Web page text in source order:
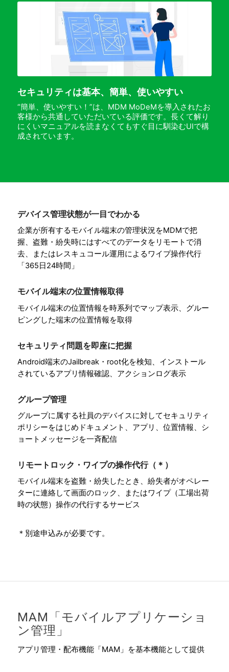
セキュリティは基本、簡単、使いやすい
“簡単、使いやすい！”は、MDM MoDeMを導入されたお
客様から共通していただいている評価です。長くて解り
にくいマニュアルを読まなくてもすぐ目に馴染むUIで構
成されています。
デバイス管理状態が一目でわかる
企業が所有するモバイル端末の管理状況をMDMで把
握、盗難・紛失時にはすべてのデータをリモートで消
去、またはレスキュコール運用によるワイプ操作代行
「365日24時間」
モバイル端末の位置情報取得
モバイル端末の位置情報を時系列でマップ表示、グルー
ピングした端末の位置情報を取得
セキュリティ問題を即座に把握
Android端末のJailbreak・root化を検知、インストール
されているアプリ情報確認、アクションログ表示
グループ管理
グループに属する社員のデバイスに対してセキュリティ
ポリシーをはじめドキュメント、アプリ、位置情報、シ
ョートメッセージを一斉配信
リモートロック・ワイプの操作代行（＊）
モバイル端末を盗難・紛失したとき、紛失者がオペレー
ターに連絡して画面のロック、またはワイプ（工場出荷
時の状態）操作の代行するサービス
＊別途申込みが必要です。
MAM「モバイルアプリケーショ
ン管理」
アプリ管理・配布機能「MAM」を基本機能として提供